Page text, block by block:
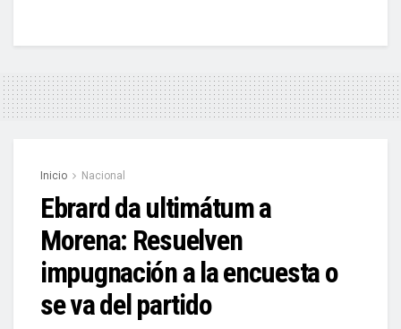
Inicio Nacional
Ebrard da ultimátum a
Morena: Resuelven
impugnación a la encuesta o
se va del partido